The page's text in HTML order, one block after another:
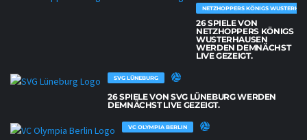
NETZHOPPERS KÖNIGS
26 SPIELE VON
NETZHOPPERS KÖNIGS
WUSTERHAUSEN
WERDEN DEMNÄCHST
LIVE GEZEIGT.
SVG LÜNEBURG
26 SPIELE VON SVG LÜNEBURG WERDEN
DEMNÄCHST LIVE GEZEIGT.
VC OLYMPIA BERLIN